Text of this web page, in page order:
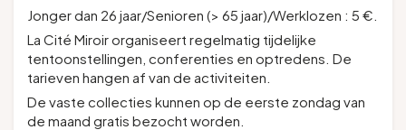
Jonger dan 26 jaar/Senioren (> 65 jaar)/Werklozen : 5 €.
La Cité Miroirorganiseert regelmatig tijdelijke
tentoonstellingen, conferenties en optredens. De
tarieven hangen af van de activiteiten.
De vaste collecties kunnen op de eerste zondag van
de maand gratis bezocht worden.